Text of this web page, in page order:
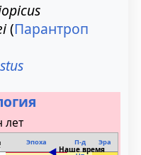
(Парантроп
Эпоха П-д
Эра
◄Наше время